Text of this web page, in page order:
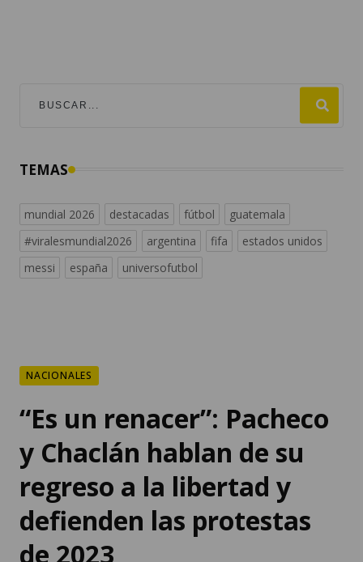
TEMAS
mundial 2026 destacadas fútbol
guatemala
#viralesmundial2026
argentina fifa
estados unidos
messi
españa universofutbol
NACIONALES
“Es un renacer”: Pacheco
y Chaclán hablan de su
regreso a la libertad y
defienden las protestas
de 2023